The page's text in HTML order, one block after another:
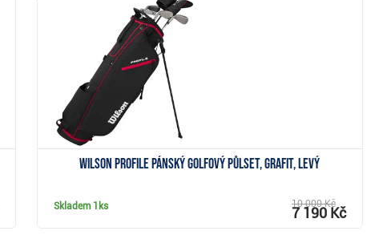
Wilson Profile pánský golfový půlset, grafit, levý
Skladem 1ks 10 000 Kč
7 190 Kč
Zobrazit